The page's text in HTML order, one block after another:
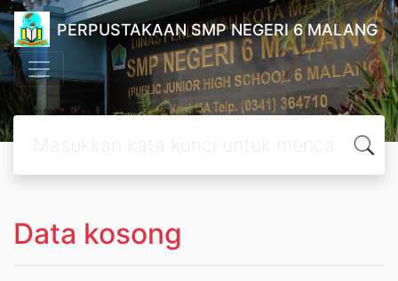
PERPUSTAKAAN SMP NEGERI 6 MALANG
Data kosong